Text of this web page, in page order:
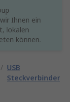
Ihnen ein
lokalen
können.
/ USB
Steckverbinder